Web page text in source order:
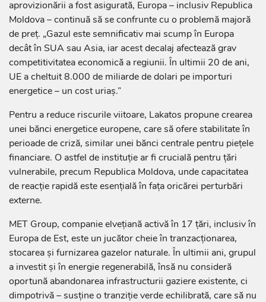
aprovizionării a fost asigurată, Europa – inclusiv Republica
Moldova – continuă să se confrunte cu o problemă majoră
de preț. „Gazul este semnificativ mai scump în Europa
decât în SUA sau Asia, iar acest decalaj afectează grav
competitivitatea economică a regiunii. În ultimii 20 de ani,
UE a cheltuit 8.000 de miliarde de dolari pe importuri
energetice – un cost uriaș.”
Pentru a reduce riscurile viitoare, Lakatos propune crearea
unei bănci energetice europene, care să ofere stabilitate în
perioade de criză, similar unei bănci centrale pentru piețele
financiare. O astfel de instituție ar fi crucială pentru țări
vulnerabile, precum Republica Moldova, unde capacitatea
de reacție rapidă este esențială în fața oricărei perturbări
externe.
MET Group, companie elvețiană activă în 17 țări, inclusiv în
Europa de Est, este un jucător cheie în tranzacționarea,
stocarea și furnizarea gazelor naturale. În ultimii ani, grupul
a investit și în energie regenerabilă, însă nu consideră
oportună abandonarea infrastructurii gaziere existente, ci
dimpotrivă – susține o tranziție verde echilibrată, care să nu